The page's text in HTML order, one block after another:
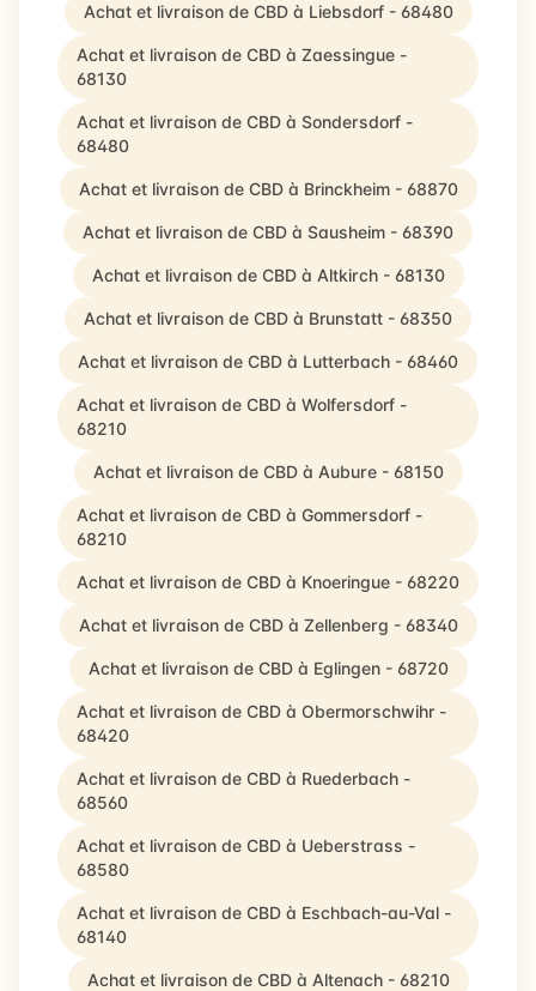
Achat et livraison de CBD à Liebsdorf - 68480
Achat et livraison de CBD à Zaessingue -
68130
Achat et livraison de CBD à Sondersdorf -
68480
Achat et livraison de CBD à Brinckheim - 68870
Achat et livraison de CBD à Sausheim - 68390
Achat et livraison de CBD à Altkirch - 68130
Achat et livraison de CBD à Brunstatt - 68350
Achat et livraison de CBD à Lutterbach - 68460
Achat et livraison de CBD à Wolfersdorf -
68210
Achat et livraison de CBD à Aubure - 68150
Achat et livraison de CBD à Gommersdorf -
68210
Achat et livraison de CBD à Knoeringue - 68220
Achat et livraison de CBD à Zellenberg - 68340
Achat et livraison de CBD à Eglingen - 68720
Achat et livraison de CBD à Obermorschwihr -
68420
Achat et livraison de CBD à Ruederbach -
68560
Achat et livraison de CBD à Ueberstrass -
68580
Achat et livraison de CBD à Eschbach-au-Val -
68140
Achat et livraison de CBD à Altenach - 68210